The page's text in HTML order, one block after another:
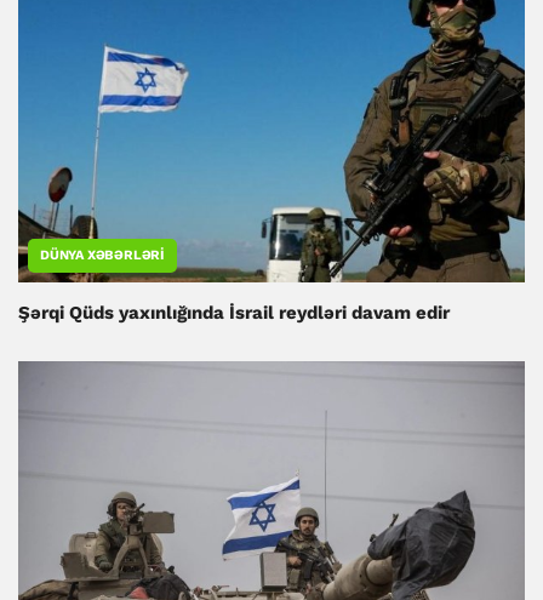
DÜNYA XƏBƏRLƏRI
Şərqi Qüds yaxınlığında İsrail reydləri davam edir